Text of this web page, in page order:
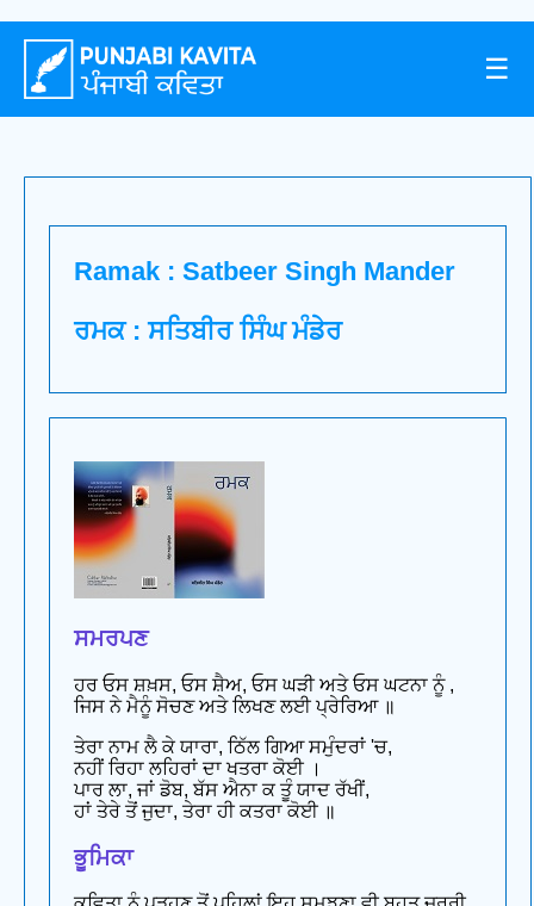
☰
Ramak : Satbeer Singh Mander
ਰਮਕ : ਸਤਿਬੀਰ ਸਿੰਘ ਮੰਡੇਰ
ਸਮਰਪਣ
ਹਰ ਓਸ ਸ਼ਖ਼ਸ, ਓਸ ਸ਼ੈਅ, ਓਸ ਘੜੀ ਅਤੇ ਓਸ ਘਟਨਾ ਨੂੰ ,
ਜਿਸ ਨੇ ਮੈਨੂੰ ਸੋਚਣ ਅਤੇ ਲਿਖਣ ਲਈ ਪ੍ਰੇਰਿਆ ॥
ਤੇਰਾ ਨਾਮ ਲੈ ਕੇ ਯਾਰਾ, ਠਿੱਲ ਗਿਆ ਸਮੁੰਦਰਾਂ 'ਚ,
ਨਹੀਂ ਰਿਹਾ ਲਹਿਰਾਂ ਦਾ ਖਤਰਾ ਕੋਈ ।
ਪਾਰ ਲਾ, ਜਾਂ ਡੋਬ, ਬੱਸ ਐਨਾ ਕ ਤੂੰ ਯਾਦ ਰੱਖੀਂ,
ਹਾਂ ਤੇਰੇ ਤੋਂ ਜੁਦਾ, ਤੇਰਾ ਹੀ ਕਤਰਾ ਕੋਈ ॥
ਭੂਮਿਕਾ